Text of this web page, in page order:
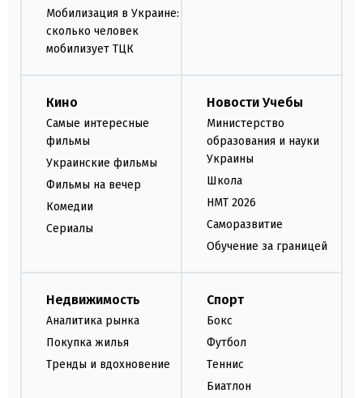
Мобилизация в Украине:
сколько человек
мобилизует ТЦК
Кино
Самые интересные
фильмы
Украинские фильмы
Фильмы на вечер
Комедии
Сериалы
Новости Учебы
Министерство
образования и науки
Украины
Школа
НМТ 2026
Саморазвитие
Обучение за границей
Недвижимость
Аналитика рынка
Покупка жилья
Тренды и вдохновение
Спорт
Бокс
Футбол
Теннис
Биатлон